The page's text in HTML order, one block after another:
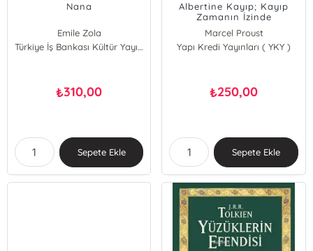
Nana
Emile Zola
Türkiye İş Bankası Kültür Yayınları
₺310,00
Sepete Ekle
Albertine Kayıp; Kayıp
Zamanın İzinde
Marcel Proust
Yapı Kredi Yayınları ( YKY )
₺250,00
Sepete Ekle